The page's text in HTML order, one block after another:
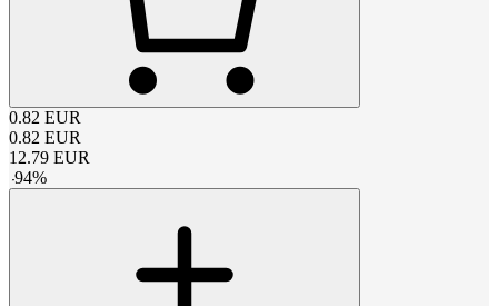
0.82 EUR
0.82 EUR
12.79 EUR
-94%